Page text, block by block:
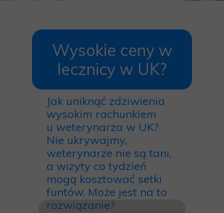
Wysokie ceny w
lecznicy w UK?
Jak uniknąć zdziwienia
wysokim rachunkiem
u weterynarza w UK?
Nie ukrywajmy,
weterynarze nie są tani,
a wizyty co tydzień
mogą kosztować setki
funtów. Może jest na to
rozwiązanie?